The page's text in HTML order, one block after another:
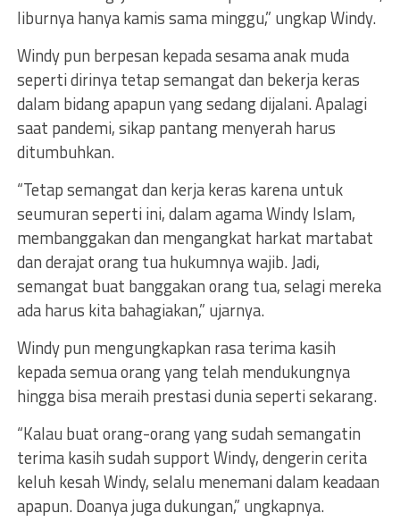
liburnya hanya kamis sama minggu,” ungkap Windy.
Windy pun berpesan kepada sesama anak muda
seperti dirinya tetap semangat dan bekerja keras
dalam bidang apapun yang sedang dijalani. Apalagi
saat pandemi, sikap pantang menyerah harus
ditumbuhkan.
“Tetap semangat dan kerja keras karena untuk
seumuran seperti ini, dalam agama Windy Islam,
membanggakan dan mengangkat harkat martabat
dan derajat orang tua hukumnya wajib. Jadi,
semangat buat banggakan orang tua, selagi mereka
ada harus kita bahagiakan,” ujarnya.
Windy pun mengungkapkan rasa terima kasih
kepada semua orang yang telah mendukungnya
hingga bisa meraih prestasi dunia seperti sekarang.
“Kalau buat orang-orang yang sudah semangatin
terima kasih sudah support Windy, dengerin cerita
keluh kesah Windy, selalu menemani dalam keadaan
apapun. Doanya juga dukungan,” ungkapnya.